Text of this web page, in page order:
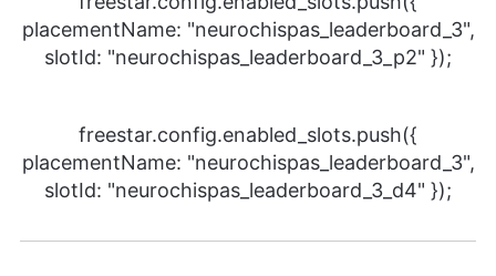
placementName: "neurochispas_leaderboard_3",
slotId: "neurochispas_leaderboard_3_p2" });
freestar.config.enabled_slots.push({
placementName: "neurochispas_leaderboard_3",
slotId: "neurochispas_leaderboard_3_d4" });